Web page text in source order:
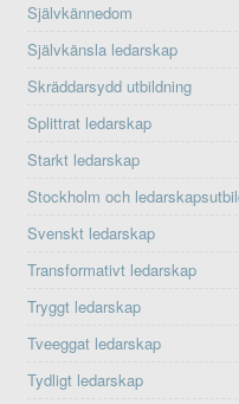
Självkännedom
Självkänsla ledarskap
Skräddarsydd utbildning
Splittrat ledarskap
Starkt ledarskap
Stockholm och
Svenskt ledarskap
Transformativt ledarskap
Tryggt ledarskap
Tveeggat ledarskap
Tydligt ledarskap